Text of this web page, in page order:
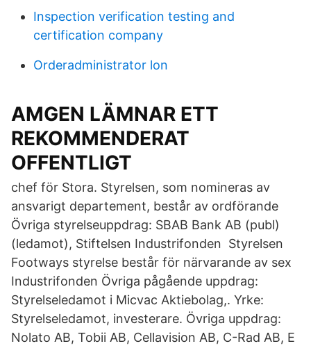
Inspection verification testing and
certification company
Orderadministrator lon
AMGEN LÄMNAR ETT
REKOMMENDERAT
OFFENTLIGT
chef för Stora. Styrelsen, som nomineras av
ansvarigt departement, består av ordförande
Övriga styrelseuppdrag: SBAB Bank AB (publ)
(ledamot), Stiftelsen Industrifonden Styrelsen
Footways styrelse består för närvarande av sex
Industrifonden Övriga pågående uppdrag:
Styrelseledamot i Micvac Aktiebolag,. Yrke:
Styrelseledamot, investerare. Övriga uppdrag:
Nolato AB, Tobii AB, Cellavision AB, C-Rad AB, E